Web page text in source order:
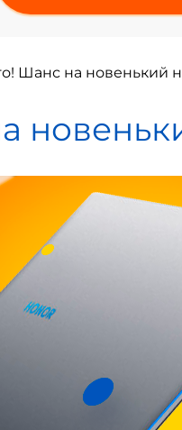
Шанс на новенький